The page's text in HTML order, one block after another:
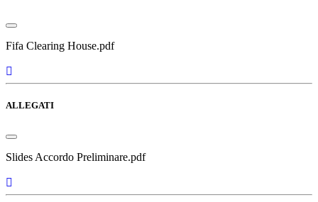
Fifa Clearing House.pdf
ALLEGATI
Slides Accordo Preliminare.pdf